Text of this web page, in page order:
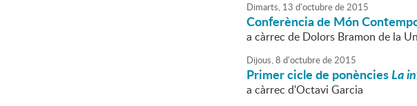
Dimarts, 13 d'octubrede2015
Conferència de Món
a càrrec de Dolors Bramon de la
Dijous,8 d'octubrede2015
Primer cicle de ponènciesLa
a càrrec d'Octavi Garcia